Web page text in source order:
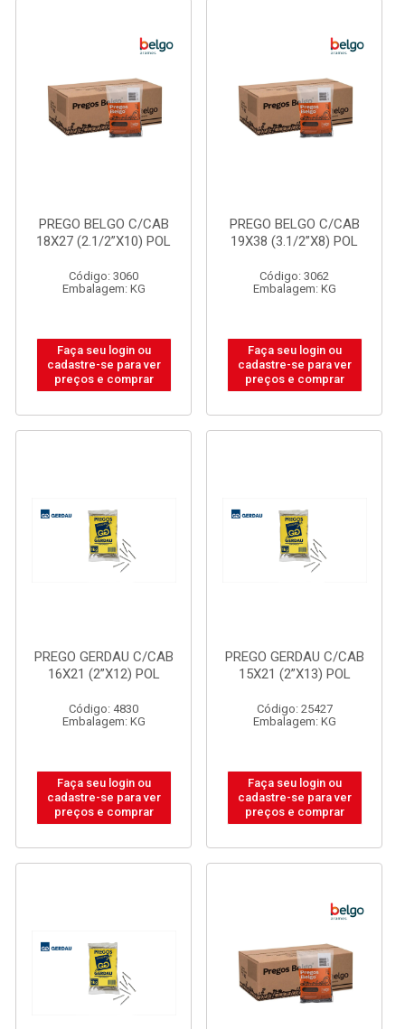
PREGO BELGO C/CAB
18X27 (2.1/2”X10) POL
Código: 3060
Embalagem: KG
Faça seu login ou
cadastre-se para ver
preços e comprar
PREGO BELGO C/CAB
19X38 (3.1/2”X8) POL
Código: 3062
Embalagem: KG
Faça seu login ou
cadastre-se para ver
preços e comprar
PREGO GERDAU C/CAB
16X21 (2”X12) POL
Código: 4830
Embalagem: KG
Faça seu login ou
cadastre-se para ver
preços e comprar
PREGO GERDAU C/CAB
15X21 (2”X13) POL
Código: 25427
Embalagem: KG
Faça seu login ou
cadastre-se para ver
preços e comprar